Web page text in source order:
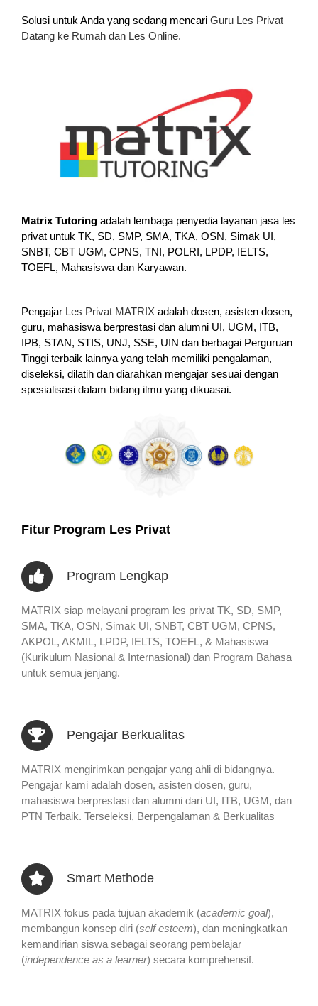
Solusi untuk Anda yang sedang mencari Guru Les Privat
Datang ke Rumah dan Les Online.
Matrix Tutoring adalah lembaga penyedia layanan jasa les
privat untuk TK, SD, SMP, SMA, TKA, OSN, Simak UI,
SNBT, CBT UGM, CPNS, TNI, POLRI, LPDP, IELTS,
TOEFL, Mahasiswa dan Karyawan.
Pengajar Les Privat MATRIX adalah dosen, asisten dosen,
guru, mahasiswa berprestasi dan alumni UI, UGM, ITB,
IPB, STAN, STIS, UNJ, SSE, UIN dan berbagai Perguruan
Tinggi terbaik lainnya yang telah memiliki pengalaman,
diseleksi, dilatih dan diarahkan mengajar sesuai dengan
spesialisasi dalam bidang ilmu yang dikuasai.
Fitur Program Les Privat
Program Lengkap
MATRIX siap melayani program les privat TK, SD, SMP,
SMA, TKA, OSN, Simak UI, SNBT, CBT UGM, CPNS,
AKPOL, AKMIL, LPDP, IELTS, TOEFL, & Mahasiswa
(Kurikulum Nasional & Internasional) dan Program Bahasa
untuk semua jenjang.
Pengajar Berkualitas
MATRIX mengirimkan pengajar yang ahli di bidangnya.
Pengajar kami adalah dosen, asisten dosen, guru,
mahasiswa berprestasi dan alumni dari UI, ITB, UGM, dan
PTN Terbaik. Terseleksi, Berpengalaman & Berkualitas
Smart Methode
MATRIX fokus pada tujuan akademik (academic goal),
membangun konsep diri (self esteem), dan meningkatkan
kemandirian siswa sebagai seorang pembelajar
(independence as a learner) secara komprehensif.